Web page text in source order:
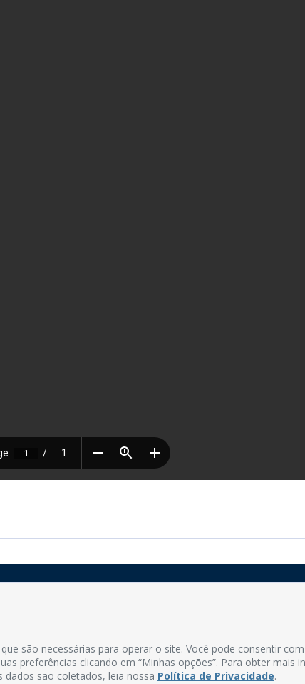
Fone: (83) 3292-2246
Email: comunicacao@mamanguape.pb.gov.br
são necessárias para operar o site. Você pode consentir
preferências clicando em “Minhas opções”. Para obter mais
são coletados, leia nossa Política de Privacidade.